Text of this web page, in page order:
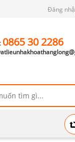
Đăng
0865 30 2286